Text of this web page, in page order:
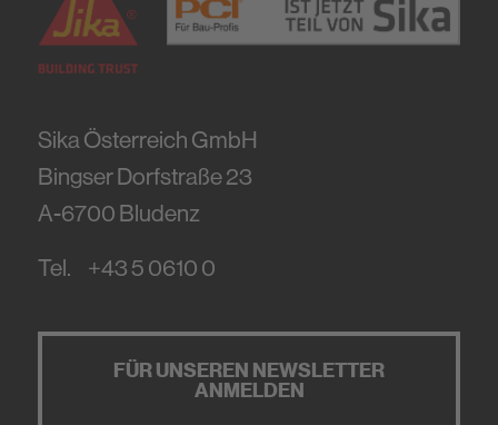
Sika Österreich GmbH
Bingser Dorfstraße 23
A-6700 Bludenz
Tel. +43 5 0610 0
FÜR UNSEREN NEWSLETTER
ANMELDEN